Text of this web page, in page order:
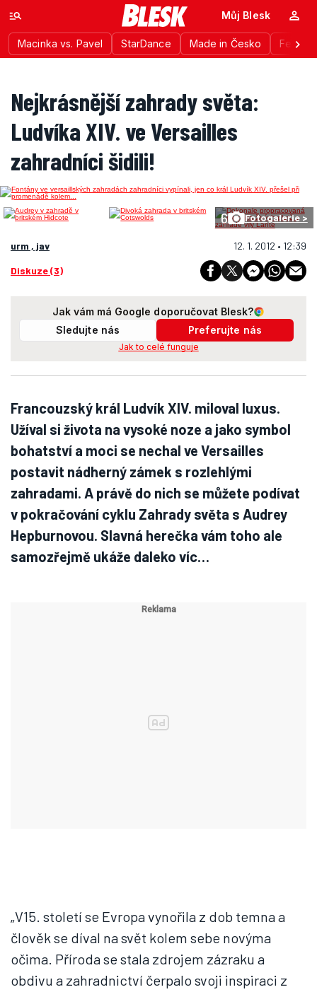
Macinka vs. Pavel StarDance Made in Česko
Můj Blesk
Nejkrásnější zahrady světa:
Ludvíka XIV. ve Versailles
zahradníci šidili!
6 Fotogalerie >
urm , jav 12. 1. 2012 • 12:39
Diskuze (3)
Jak vám má Google doporučovat Blesk?
Sledujte nás
Preferujte nás
Jak to celé funguje
Francouzský král Ludvík XIV. miloval luxus.
Užíval si života na vysoké noze a jako symbol
bohatství a moci se nechal ve Versailles
postavit nádherný zámek s rozlehlými
zahradami. A právě do nich se můžete podívat
v pokračování cyklu Zahrady světa s Audrey
Hepburnovou. Slavná herečka vám toho ale
samozřejmě ukáže daleko víc…
„V15. století se Evropa vynořila z dob temna a
člověk se díval na svět kolem sebe novýma
očima. Příroda se stala zdrojem zázraku a
obdivu a zahradnictví čerpalo svoji inspiraci z